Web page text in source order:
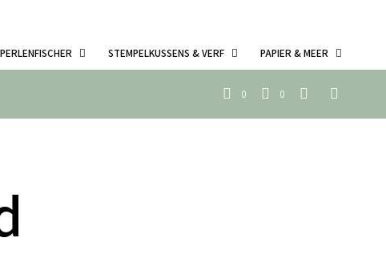
PERLENFISCHER STEMPELKUSSENS & VERF PAPIER & MEER
0 0